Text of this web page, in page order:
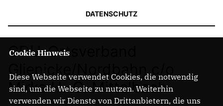
DATENSCHUTZ
CDU-Ortsverband
Glienicke/Nordbahn c/o
Mirko H.-G. Mittelbach
Cookie Hinweis
Diese Webseite verwendet Cookies, die notwendig
sind, um die Webseite zu nutzen. Weiterhin
verwenden wir Dienste von Drittanbietern, die uns